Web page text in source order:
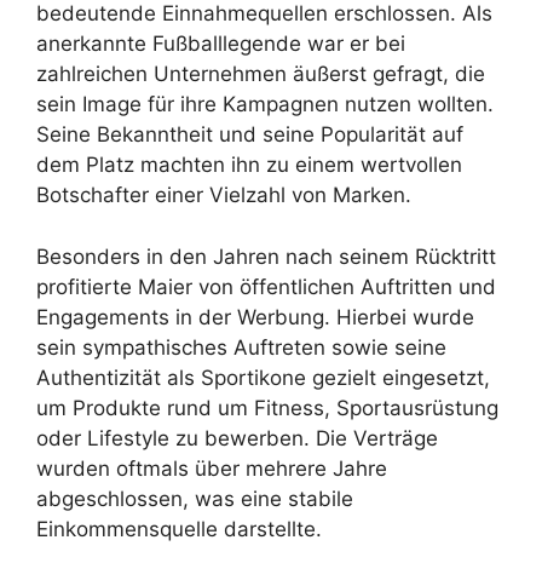
bedeutende Einnahmequellen erschlossen. Als
anerkannte Fußballlegende war er bei
zahlreichen Unternehmen äußerst gefragt, die
sein Image für ihre Kampagnen nutzen wollten.
Seine Bekanntheit und seine Popularität auf
dem Platz machten ihn zu einem wertvollen
Botschafter einer Vielzahl von Marken.
Besonders in den Jahren nach seinem Rücktritt
profitierte Maier von öffentlichen Auftritten und
Engagements in der Werbung. Hierbei wurde
sein sympathisches Auftreten sowie seine
Authentizität als Sportikone gezielt eingesetzt,
um Produkte rund um Fitness, Sportausrüstung
oder Lifestyle zu bewerben. Die Verträge
wurden oftmals über mehrere Jahre
abgeschlossen, was eine stabile
Einkommensquelle darstellte.